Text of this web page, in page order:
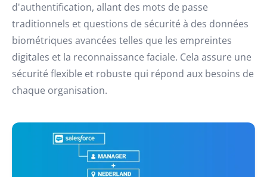
d'authentification, allant des mots de passe
traditionnels et questions de sécurité à des données
biométriques avancées telles que les empreintes
digitales et la reconnaissance faciale. Cela assure une
sécurité flexible et robuste qui répond aux besoins de
chaque organisation.